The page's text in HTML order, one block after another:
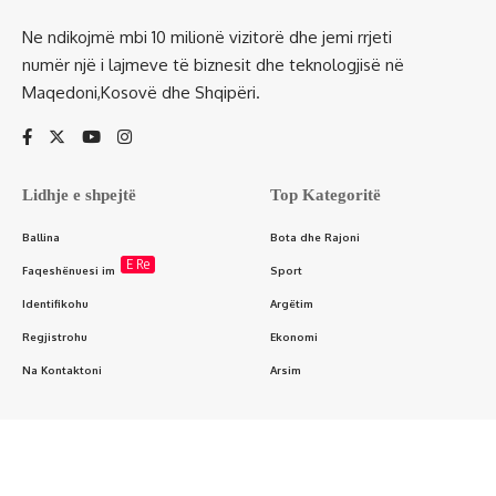
Ne ndikojmë mbi 10 milionë vizitorë dhe jemi rrjeti
numër një i lajmeve të biznesit dhe teknologjisë në
Maqedoni,Kosovë dhe Shqipëri.
Lidhje e shpejtë
Ballina
Faqeshënuesi im E Re
Identifikohu
Regjistrohu
Na Kontaktoni
Top Kategoritë
Bota dhe Rajoni
Sport
Argëtim
Ekonomi
Arsim